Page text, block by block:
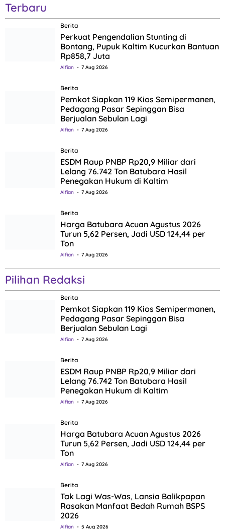
Terbaru
Berita
Perkuat Pengendalian Stunting di
Bontang, Pupuk Kaltim Kucurkan Bantuan
Rp858,7 Juta
Alfian 7 Aug 2026
Berita
Pemkot Siapkan 119 Kios Semipermanen,
Pedagang Pasar Sepinggan Bisa
Berjualan Sebulan Lagi
Alfian 7 Aug 2026
Berita
ESDM Raup PNBP Rp20,9 Miliar dari
Lelang 76.742 Ton Batubara Hasil
Penegakan Hukum di Kaltim
Alfian 7 Aug 2026
Berita
Harga Batubara Acuan Agustus 2026
Turun 5,62 Persen, Jadi USD 124,44 per
Ton
Alfian 7 Aug 2026
Pilihan Redaksi
Berita
Pemkot Siapkan 119 Kios Semipermanen,
Pedagang Pasar Sepinggan Bisa
Berjualan Sebulan Lagi
Alfian 7 Aug 2026
Berita
ESDM Raup PNBP Rp20,9 Miliar dari
Lelang 76.742 Ton Batubara Hasil
Penegakan Hukum di Kaltim
Alfian 7 Aug 2026
Berita
Harga Batubara Acuan Agustus 2026
Turun 5,62 Persen, Jadi USD 124,44 per
Ton
Alfian 7 Aug 2026
Berita
Tak Lagi Was-Was, Lansia Balikpapan
Rasakan Manfaat Bedah Rumah BSPS
2026
Alfian 5 Aug 2026